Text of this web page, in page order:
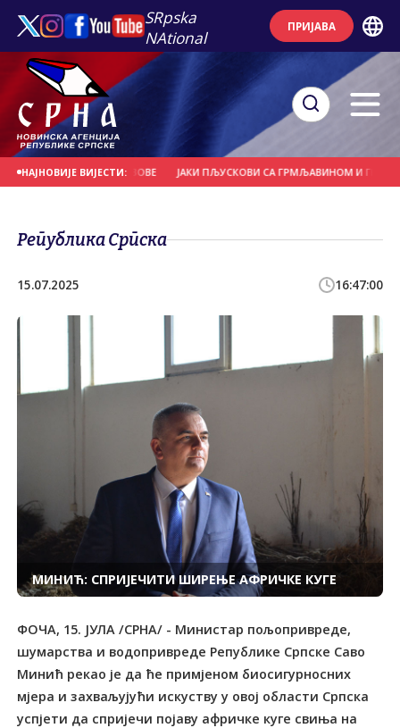
SRpska
NAtional
ПРИЈАВА
НАЈНОВИЈЕ ВИЈЕСТИ:
И НОСИЛА КРОВОВЕ ЈАКИ ПЉУСКОВИ СА ГРМЉАВИНОМ И ГРАДОМ У
Република Српска
15.07.2025 16:47:00
МИНИЋ: СПРИЈЕЧИТИ ШИРЕЊЕ АФРИЧКЕ КУГЕ
ФОЧА, 15. ЈУЛА /СРНА/ - Министар пољопривреде,
шумарства и водопривреде Републике Српске Саво
Минић рекао је да ће примјеном биосигурносних
мјера и захваљујући искуству у овој области Српска
успјети да спријечи појаву афричке куге свиња на